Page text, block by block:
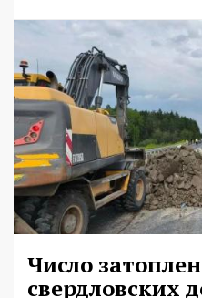
Число
свердловских